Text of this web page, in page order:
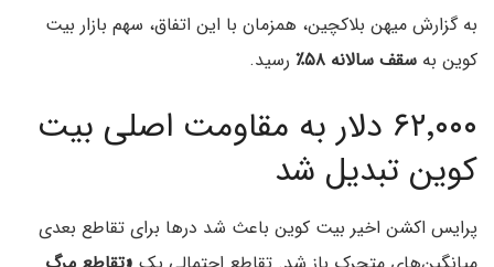
به گزارش میهن بلاکچین، همزمان با این اتفاق، سهم بازار بیت
کوین به سقف سالانه ۵۸٪ رسید.
۶۲٬۰۰۰ دلار به مقاومت اصلی بیت
کوین تبدیل شد
پرایس اکشن اخیر بیت کوین باعث شد درها برای تقاطع بعدی